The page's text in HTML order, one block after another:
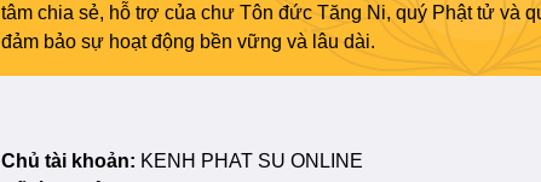
tâm chia sẻ, hỗ trợ của chư Tôn đức Tăng Ni, quý Phật tử và
đảm bảo sự hoạt động bền vững và lâu dài.
Chủ tài khoản: KENH PHAT SU ONLINE